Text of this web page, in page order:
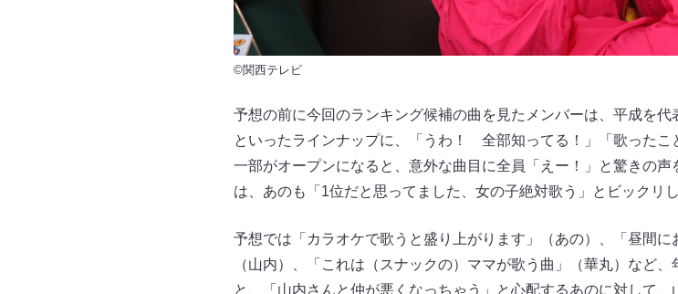
©関西テレビ
予想の前に今回のランキング候補の曲を見たメンバーは、平成を
といったラインナップに、「うわ！ 全部知ってる！」「歌ったこ
一部がオープンになると、意外な曲目に全員「えー！」と驚きの
は、あのも「1位だと思ってました、女の子絶対歌う」とビックリし
予想では「カラオケで歌うと盛り上がります」（あの）、「昼間に
（山内）、「これは（スナックの）ママが歌う曲」（華丸）など
と、「山内さんと仲が悪くなっちゃう」と心配するあのに対して